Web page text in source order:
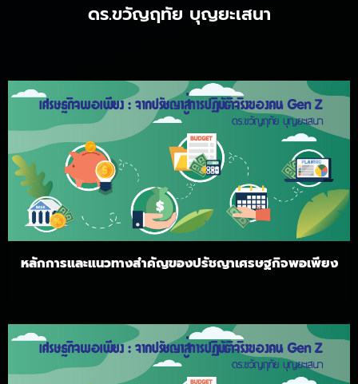
ดร.ขวัญฤทัย บุญยะเสนา
หลักการและแนวทางสำคัญของปรัชญาเศรษฐกิจพอเพียง